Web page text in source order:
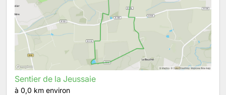
Sentier de la Jeussaie
à 0,0 km environ